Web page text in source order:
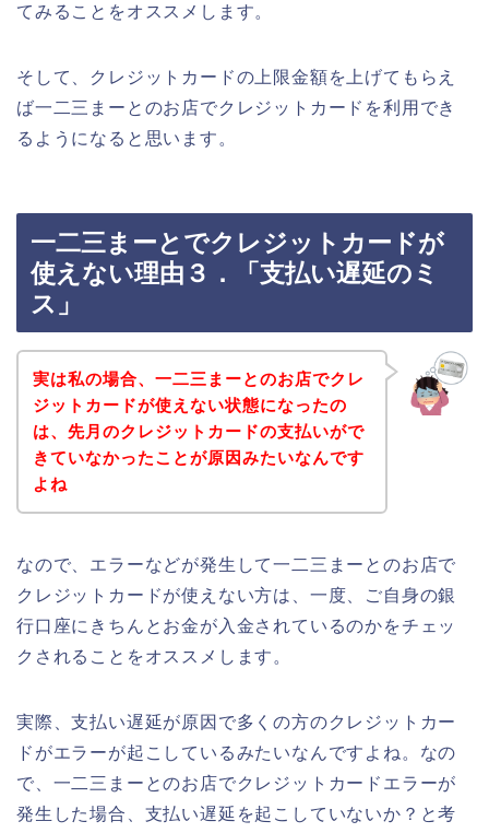
てみることをオススメします。
そして、クレジットカードの上限金額を上げてもらえ
ば一二三まーとのお店でクレジットカードを利用でき
るようになると思います。
一二三まーとでクレジットカードが
使えない理由３．「支払い遅延のミ
ス」
実は私の場合、一二三まーとのお店でクレ
ジットカードが使えない状態になったの
は、先月のクレジットカードの支払いがで
きていなかったことが原因みたいなんです
よね
なので、エラーなどが発生して一二三まーとのお店で
クレジットカードが使えない方は、一度、ご自身の銀
行口座にきちんとお金が入金されているのかをチェッ
クされることをオススメします。
実際、支払い遅延が原因で多くの方のクレジットカー
ドがエラーが起こしているみたいなんですよね。なの
で、一二三まーとのお店でクレジットカードエラーが
発生した場合、支払い遅延を起こしていないか？と考